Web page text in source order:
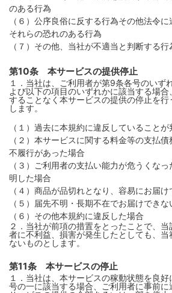
のある行為
（６）公序良俗に反する行為その他法令
それらの恐れのある行為
（７）その他、当社が不適当と判断する行
第10条 本サービスの提供停止
１．当社は、ご利用者が第9条各号のいず
よび以下の項目のいずれかに該当する場
することなく本サービスの提供の停止を行
します。
（１）過去に本規約に違反していること
（２）本サービスに関する料金等の支払
不履行があった場合
（３）ご利用者の支払い能力が危うくな
明した場合
（４）商品が品切れとなり、容易にお届
（５）届先不明・長期不在でお届けできな
（６）その他本規約に違反した場合
２．当社が前項の措置をとったことで、
者に不利益、損害が発生したとしても、
ないものとします。
第11条 本サービスの停止
１．当社は、本サービスの稼動状態を良
号の一に該当する場合、ご利用者に事前